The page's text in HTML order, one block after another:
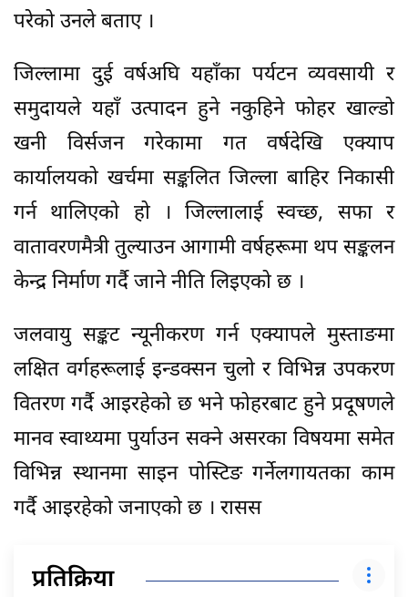
परेको उनले बताए ।
जिल्लामा दुई वर्षअघि यहाँका पर्यटन व्यवसायी र
समुदायले यहाँ उत्पादन हुने नकुहिने फोहर खाल्डो
खनी विर्सजन गरेकामा गत वर्षदेखि एक्याप
कार्यालयको खर्चमा सङ्कलित जिल्ला बाहिर निकासी
गर्न थालिएको हो । जिल्लालाई स्वच्छ, सफा र
वातावरणमैत्री तुल्याउन आगामी वर्षहरूमा थप सङ्कलन
केन्द्र निर्माण गर्दै जाने नीति लिइएको छ ।
जलवायु सङ्कट न्यूनीकरण गर्न एक्यापले मुस्ताङमा
लक्षित वर्गहरूलाई इन्डक्सन चुलो र विभिन्न उपकरण
वितरण गर्दै आइरहेको छ भने फोहरबाट हुने प्रदूषणले
मानव स्वाथ्यमा पुर्याउन सक्ने असरका विषयमा समेत
विभिन्न स्थानमा साइन पोस्टिङ गर्नेलगायतका काम
गर्दै आइरहेको जनाएको छ । रासस
प्रतिक्रिया